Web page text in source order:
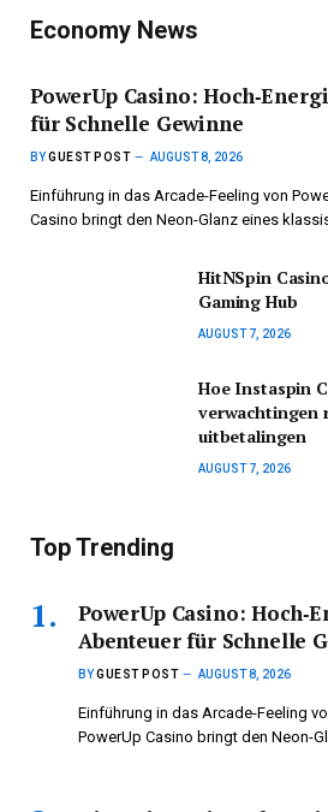
Economy News
PowerUp Casino:
für Schnelle Gewinne
BYGUEST POST AUGUST 8, 2026
Einführung in das Arcade-Feeling von
Casino bringt den Neon-Glanz eines
HitNSpin
Gaming Hub
AUGUST 7, 2026
Hoe Instaspin
verwachtingen
uitbetalingen
AUGUST 7, 2026
Top Trending
PowerUp Casino:
Abenteuer für Schnelle
BYGUEST POST AUGUST 8, 2026
Einführung in das Arcade-Feeling
PowerUp Casino bringt den Neon-